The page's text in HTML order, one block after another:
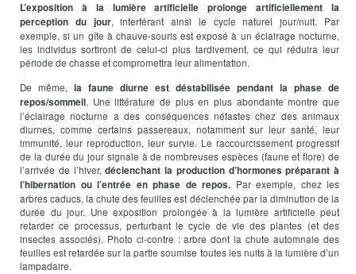
L’exposition à la lumière artificielle prolonge artificiellement la
perception du jour, interférant ainsi le cycle naturel jour/nuit. Par
exemple, si un gîte à chauve-souris est exposé à un éclairage nocturne,
les individus sortiront de celui-ci plus tardivement, ce qui réduira leur
période de chasse et compromettra leur alimentation.
De même, la faune diurne est déstabilisée pendant la phase de
repos/sommeil. Une littérature de plus en plus abondante montre que
l’éclairage nocturne a des conséquences néfastes chez des animaux
diurnes, comme certains passereaux, notamment sur leur santé, leur
immunité, leur reproduction, leur survie. Le raccourcissement progressif
de la durée du jour signale à de nombreuses espèces (faune et flore) de
l’arrivée de l’hiver,déclenchant la production d’hormones préparant à
l’hibernation ou l’entrée en phase de repos. Par exemple, chez les
arbres caducs, la chute des feuilles est déclenchée par la diminution de la
durée du jour. Une exposition prolongée à la lumière artificielle peut
retarder ce processus, perturbant le cycle de vie des plantes (et des
insectes associés). Photo ci-contre : arbre dont la chute automnale des
feuilles est retardée sur la partie soumise toutes les nuits à la lumière d’un
lampadaire.